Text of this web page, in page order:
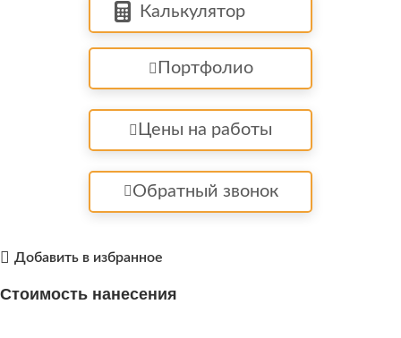
Калькулятор
Портфолио
Цены на работы
Обратный звонок
Добавить в избранное
Стоимость нанесения